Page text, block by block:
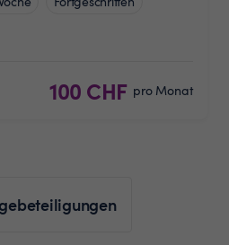
100 CHF pro Monat